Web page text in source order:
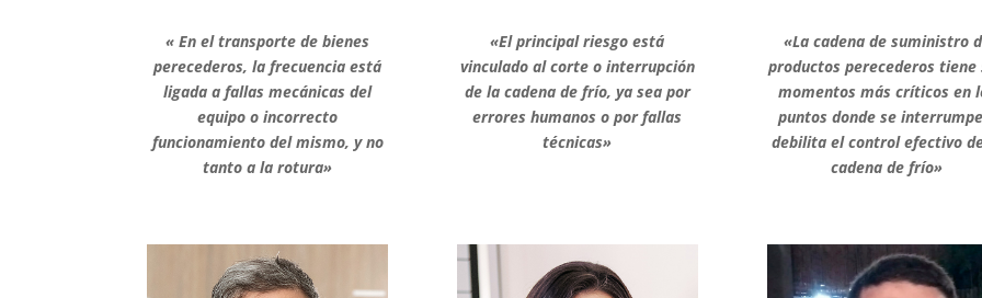
« En el transporte de bienes
perecederos, la frecuencia está
ligada a fallas mecánicas del
equipo o incorrecto
funcionamiento del mismo, y no
tanto a la rotura»
«El principal riesgo está
vinculado al corte o interrupción
de la cadena de frío, ya sea por
errores humanos o por fallas
técnicas»
«La cadena de suministro
productos perecederos tiene
momentos más críticos en
puntos donde se
debilita el control efectivo
cadena de frío»